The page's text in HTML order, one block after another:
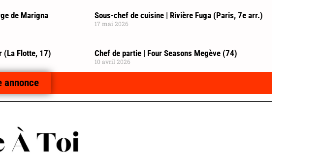
de Marigna
Sous-chef de cuisine | Rivière Fuga (Paris, 7e arr.)
17 mai 2026
(La Flotte, 17) Chef de partie | Four Seasons Megève (74)
10 avril 2026
annonce